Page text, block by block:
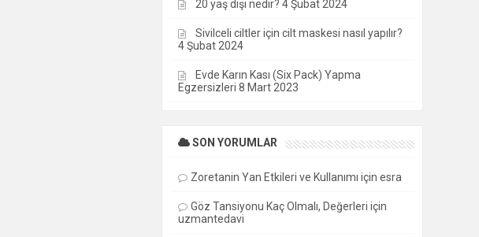
20 yaş dişi nedir? 4 Şubat 2024
Sivilceli ciltler için cilt maskesi nasıl yapılır?
4 Şubat 2024
Evde Karın Kası (Six Pack) Yapma
Egzersizleri 8 Mart 2023
SON YORUMLAR
Zoretanin Yan Etkileri ve Kullanımı için esra
Göz Tansiyonu Kaç Olmalı, Değerleri için
uzmantedavi